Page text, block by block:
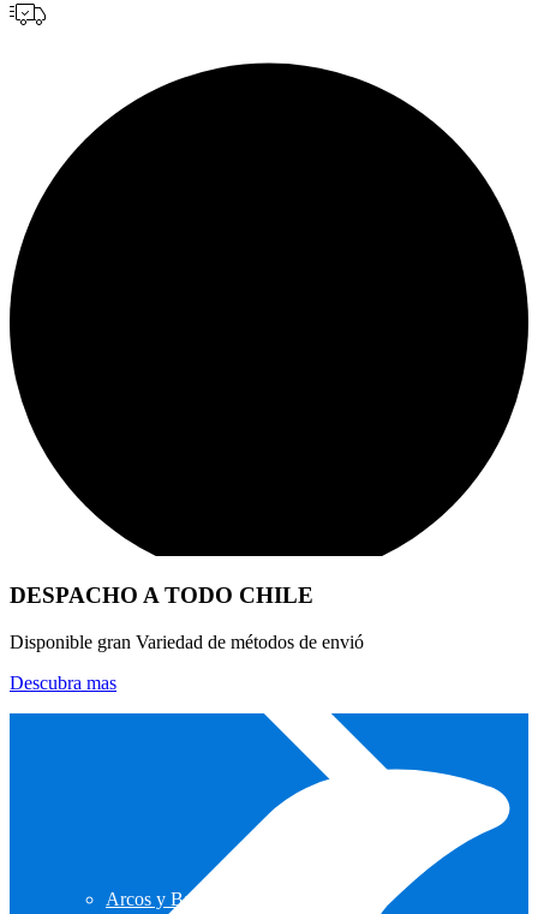
Arcos y Ballestas
DESPACHO A TODO CHILE
Disponible gran Variedad de métodos de envió
Descubra mas